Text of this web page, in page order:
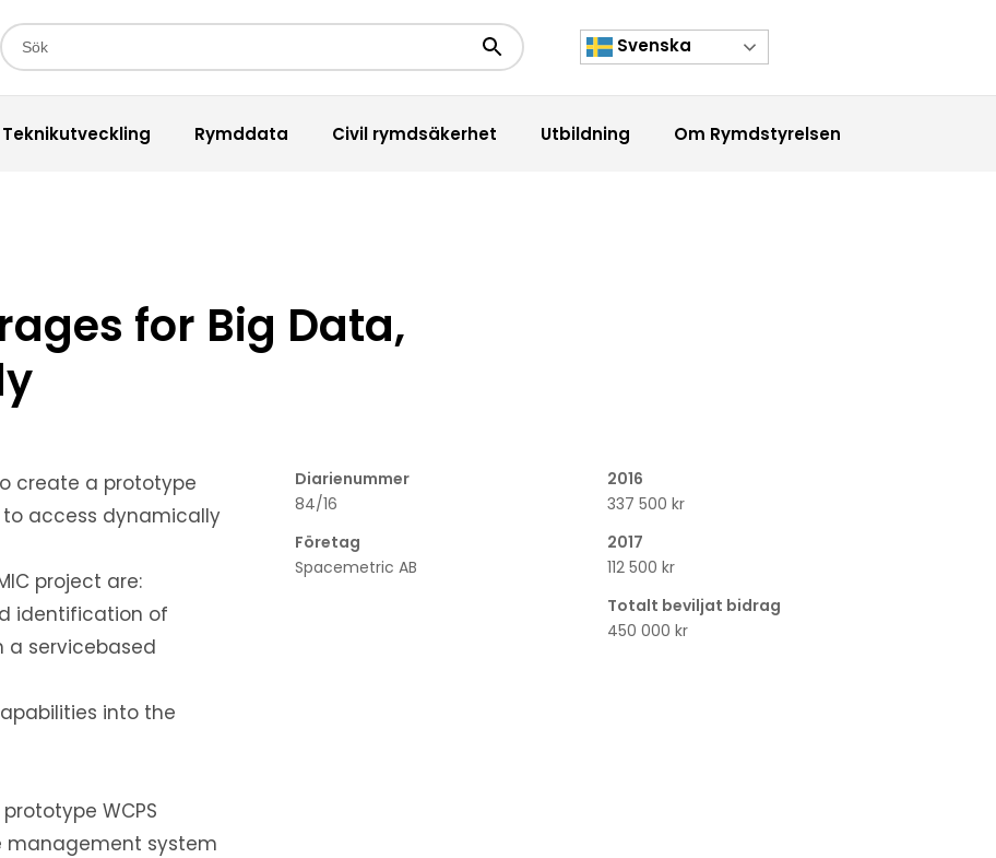
Sökfält
Sökknapp Svenska
Teknikutveckling Rymddata Civil rymdsäkerhet Utbildning Om Rymdstyrelsen
for Big Data,
create a prototype
to access dynamically
project are:
identification of
servicebased
into the
WCPS
management system
Diarienummer
84/16
Företag
Spacemetric AB
2016
337 500 kr
2017
112 500 kr
Totalt beviljat bidrag
450 000 kr